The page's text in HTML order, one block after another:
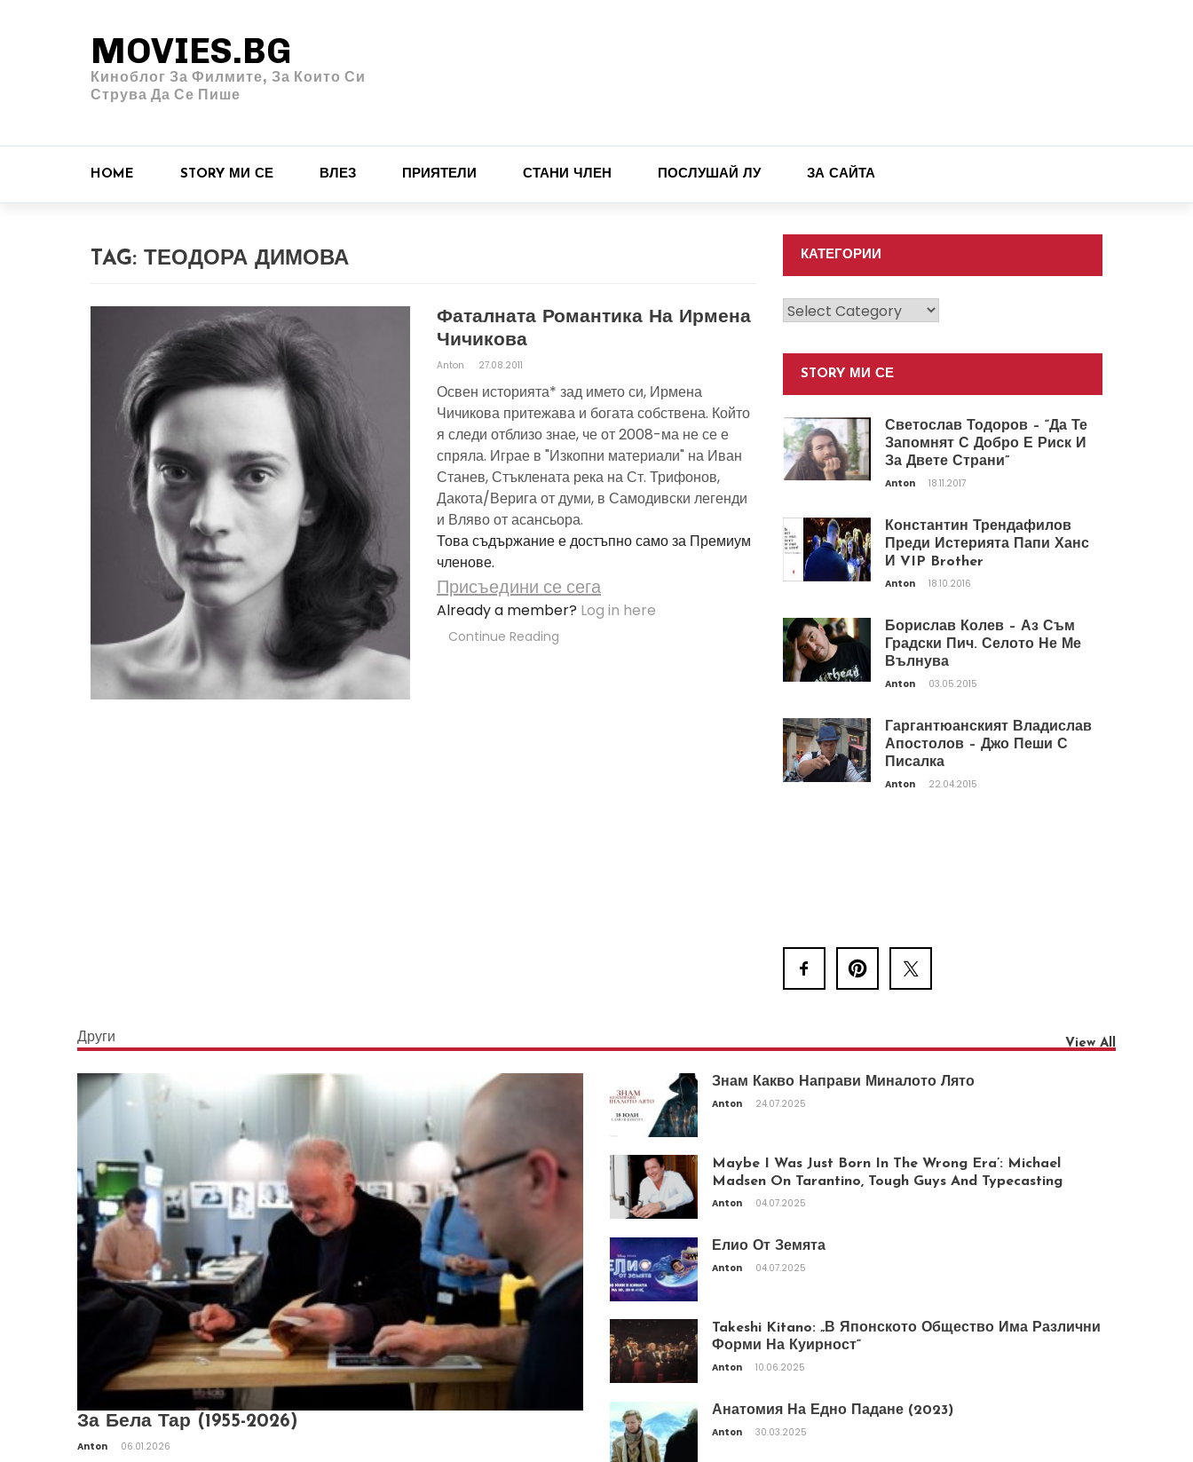
MOVIES.BG
Киноблог За Филмите, За Които Си
Струва Да Се Пише
HOME STORY МИ СЕ ВЛЕЗ ПРИЯТЕЛИ СТАНИ ЧЛЕН ПОСЛУШАЙ ЛУ ЗА САЙТА
TAG: ТЕОДОРА ДИМОВА
Фаталната Романтика На Ирмена
Чичикова
Anton 27.08.2011
Освен историята* зад името си, Ирмена
Чичикова притежава и богата собствена. Който
я следи отблизо знае, че от 2008-ма не се е
спряла. Играе в "Изкопни материали" на Иван
Станев, Стъклената река на Ст. Трифонов,
Дакота/Верига от думи, в Самодивски легенди
и Вляво от асансьора.
Това съдържание е достъпно само за Премиум
членове.
Присъедини се сега
Already a member? Log in here
Continue Reading
КАТЕГОРИИ
Категории
STORY МИ СЕ
Светослав Тодоров – “Да Те
Запомнят С Добро Е Риск И
За Двете Страни”
Anton 18.11.2017
Константин Трендафилов
Преди Истерията Папи Ханс
И VIP Brother
Anton 18.10.2016
Борислав Колев – Аз Съм
Градски Пич. Селото Не Ме
Вълнува
Anton 03.05.2015
Гаргантюанският Владислав
Апостолов – Джо Пеши С
Писалка
Anton 22.04.2015
Други View All
За Бела Тар (1955-2026)
Anton 06.01.2026
Знам Какво Направи Миналото Лято
Anton 24.07.2025
Maybe I Was Just Born In The Wrong Era’: Michael
Madsen On Tarantino, Tough Guys And Typecasting
Anton 04.07.2025
Елио От Земята
Anton 04.07.2025
Takeshi Kitano: „В Японското Общество Има Различни
Форми На Куирност“
Anton 10.06.2025
Анатомия На Едно Падане (2023)
Anton 30.03.2025